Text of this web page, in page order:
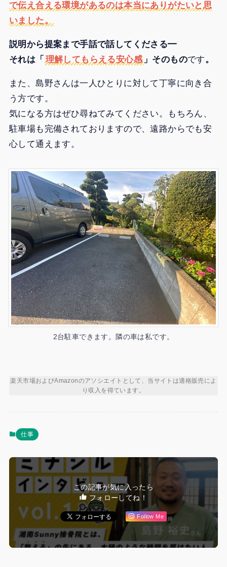
で伝え合える環境があるのは本当にありがたいと思
いました。
説明から提案まで手話で話してくださる━
それは「 理解してもらえる安心感 」そのものです。
また、島野さんは一人ひとりに対して丁寧に向き合
う方です。
気になる方はぜひ尋ねてみてください。もちろん、
駐車場も完備されておりますので、遠路からでも安
心して通えます。
2台駐車できます。隣の車は私です。
楽天市場およびAmazonのアソシエイトとして、当サイトは適格販売によ
り収入を得ています。
仕事
この記事が気に入ったら
フォローしてね！
Follow Me